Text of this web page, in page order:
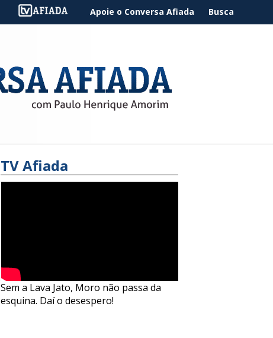
Apoie o Conversa Afiada Busca
TV Afiada
Sem a Lava Jato, Moro não passa da
esquina. Daí o desespero!